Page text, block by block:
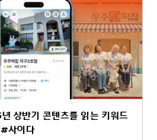
상반기 콘텐츠를 읽는 키워드
사이다